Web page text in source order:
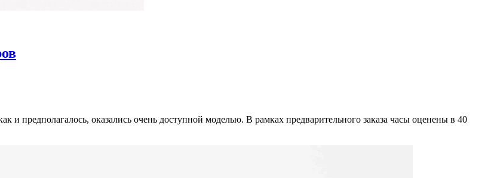
и предполагалось, оказались очень доступной моделью. В рамках предварительного заказа часы оценены в 40